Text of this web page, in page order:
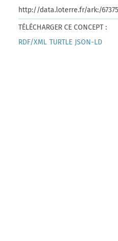
http://data.loterre.fr/ark:/
TÉLÉCHARGER CE CONCEPT :
RDF/XML TURTLE JSON-LD